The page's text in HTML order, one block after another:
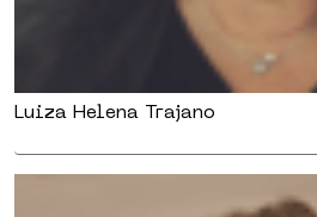
Luiza Helena Trajano